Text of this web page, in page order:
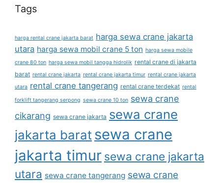
Tags
harga rental crane jakarta barat harga sewa crane jakarta
utara harga sewa mobil crane 5 ton harga sewa mobile
crane 80 ton harga sewa mobil tangga hidrolik rental crane di jakarta
barat rental crane jakarta rental crane jakarta timur rental crane jakarta
utara rental crane tangerang rental crane terdekat rental
forklift tangerang serpong sewa crane 10 ton sewa crane
cikarang sewa crane jakarta sewa crane
jakarta baratsewa crane
jakarta timur sewa crane jakarta
utara sewa crane tangerang sewa crane